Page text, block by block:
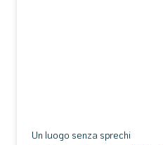
Un luogo senza sprechi